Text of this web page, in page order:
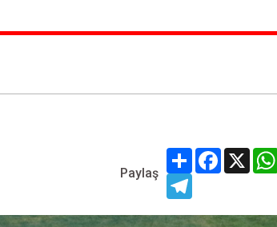
Paylaş
ShareFacebook
X
Telegram